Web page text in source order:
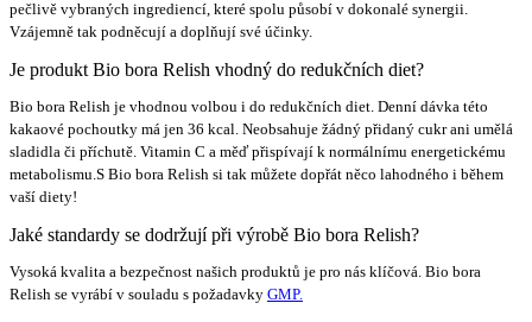
pečlivě vybraných ingrediencí, které spolu působí v dokonalé synergii.
Vzájemně tak podněcují a doplňují své účinky.
Je produkt Bio bora Relish vhodný do redukčních diet?
Bio bora Relish je vhodnou volbou i do redukčních diet. Denní dávka této
kakaové pochoutky má jen 36 kcal. Neobsahuje žádný přidaný cukr ani umělá
sladidla či příchutě. Vitamin C a měď přispívají k normálnímu energetickému
metabolismu.S Bio bora Relish si tak můžete dopřát něco lahodného i během
vaší diety!
Jaké standardy se dodržují při výrobě Bio bora Relish?
Vysoká kvalita a bezpečnost našich produktů je pro nás klíčová. Bio bora
Relish se vyrábí v souladu s požadavky GMP.